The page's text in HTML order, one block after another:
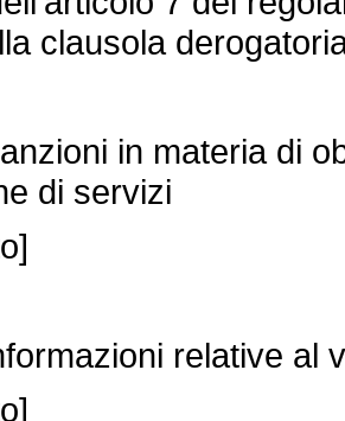
clausola
in materia di
di servizi
relative al